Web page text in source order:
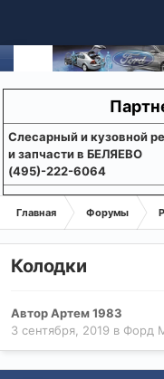
Слесарный и кузовной
и запчасти в БЕЛЯЕВО
(495)-222-6064
Главная Форумы
Колодки
АвторАртем 1983
3 сентября, 2019 в Форд